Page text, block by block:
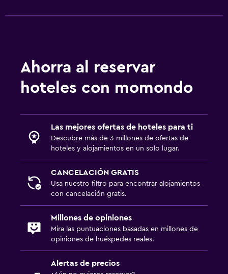
Ahorra al reservar
hoteles con momondo
Las mejores ofertas de hoteles para ti
Descubre más de 3 millones de ofertas de
hoteles y alojamientos en un solo lugar.
CANCELACIÓN GRATIS
Usa nuestro filtro para encontrar alojamientos
con cancelación gratis.
Millones de opiniones
Mira las puntuaciones basadas en millones de
opiniones de huéspedes reales.
Alertas de precios